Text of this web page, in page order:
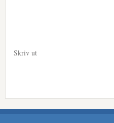
Skriv ut